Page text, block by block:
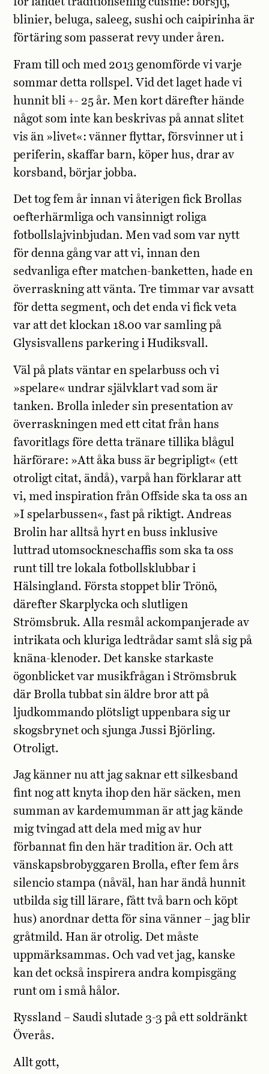
för landet traditionsenlig cuisine: borsjtj,
blinier, beluga, saleeg, sushi och caipirinha är
förtäring som passerat revy under åren.
Fram till och med 2013 genomförde vi varje
sommar detta rollspel. Vid det laget hade vi
hunnit bli +- 25 år. Men kort därefter hände
något som inte kan beskrivas på annat slitet
vis än »livet«: vänner flyttar, försvinner ut i
periferin, skaffar barn, köper hus, drar av
korsband, börjar jobba.
Det tog fem år innan vi återigen fick Brollas
oefterhärmliga och vansinnigt roliga
fotbollslajvinbjudan. Men vad som var nytt
för denna gång var att vi, innan den
sedvanliga efter matchen-banketten, hade en
överraskning att vänta. Tre timmar var avsatt
för detta segment, och det enda vi fick veta
var att det klockan 18.00 var samling på
Glysisvallens parkering i Hudiksvall.
Väl på plats väntar en spelarbuss och vi
»spelare« undrar självklart vad som är
tanken. Brolla inleder sin presentation av
överraskningen med ett citat från hans
favoritlags före detta tränare tillika blågul
härförare: »Att åka buss är begripligt« (ett
otroligt citat, ändå), varpå han förklarar att
vi, med inspiration från Offside ska ta oss an
»I spelarbussen«, fast på riktigt. Andreas
Brolin har alltså hyrt en buss inklusive
luttrad utomsockneschaffis som ska ta oss
runt till tre lokala fotbollsklubbar i
Hälsingland. Första stoppet blir Trönö,
därefter Skarplycka och slutligen
Strömsbruk. Alla resmål ackompanjerade av
intrikata och kluriga ledtrådar samt slå sig på
knäna-klenoder. Det kanske starkaste
ögonblicket var musikfrågan i Strömsbruk
där Brolla tubbat sin äldre bror att på
ljudkommando plötsligt uppenbara sig ur
skogsbrynet och sjunga Jussi Björling.
Otroligt.
Jag känner nu att jag saknar ett silkesband
fint nog att knyta ihop den här säcken, men
summan av kardemumman är att jag kände
mig tvingad att dela med mig av hur
förbannat fin den här tradition är. Och att
vänskapsbrobyggaren Brolla, efter fem års
silencio stampa (nåväl, han har ändå hunnit
utbilda sig till lärare, fått två barn och köpt
hus) anordnar detta för sina vänner – jag blir
gråtmild. Han är otrolig. Det måste
uppmärksammas. Och vad vet jag, kanske
kan det också inspirera andra kompisgäng
runt om i små hålor.
Ryssland – Saudi slutade 3-3 på ett soldränkt
Överås.
Allt gott,